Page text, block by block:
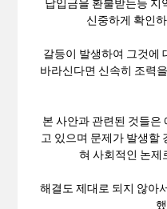
신중하게 확인
갈등이 발생하여 그것에
바라신다면 신속히 조력
본 사안과 관련된 것들은
고 있으며 문제가 발생할
혀 사회적인 논제
해결도 제대로 되지 않아